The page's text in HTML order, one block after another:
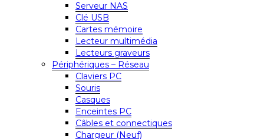
Serveur NAS
Clé USB
Cartes mémoire
Lecteur multimédia
Lecteurs graveurs
Périphériques – Réseau
Claviers PC
Souris
Casques
Enceintes PC
Câbles et connectiques
Chargeur (Neuf)